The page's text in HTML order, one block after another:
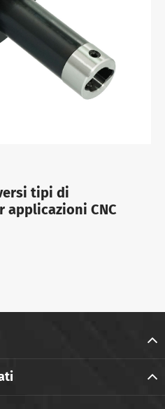
tipi di
applicazioni CNC